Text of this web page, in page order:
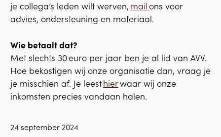
je collega’s leden wilt werven, mailons voor
advies, ondersteuning en materiaal.
Wie betaalt dat?
Met slechts 30 euro per jaar ben je al lid van AVV.
Hoe bekostigen wij onze organisatie dan, vraag je
je misschien af. Je leesthierwaar wij onze
inkomsten precies vandaan halen.
24 september 2024